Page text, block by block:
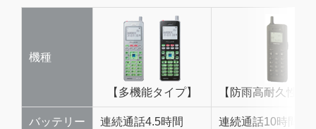
機種
【多機能タイプ】 【防雨高耐久性タ
バッテリー 連続通話4.5時間 連続通話10時間